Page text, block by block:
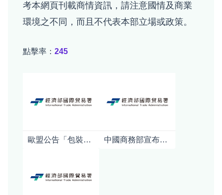
考本網頁刊載商情資訊，請注意國情及商業
環境之不同，而且不代表本部立場或政策。
點擊率： 245
歐盟公告「包裝及包裝廢棄物規章」(PPWR)之指引及常見問答 中國商務部宣布對日本強化軍商兩用貨品出口管制對日本產業影響之初步分析